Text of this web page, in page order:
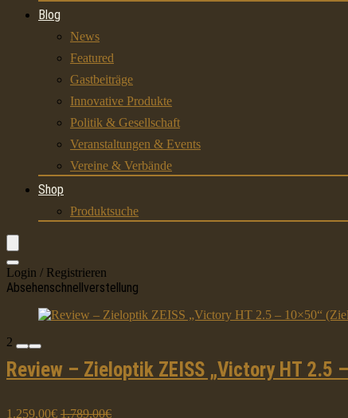
Blog
News
Featured
Gastbeiträge
Innovative Produkte
Politik & Gesellschaft
Veranstaltungen & Events
Vereine & Verbände
Shop
Produktsuche
Login / Registrieren
Absehenschnellverstellung
2
Review – Zieloptik ZEISS „Victory HT 2.5
1.259,00€ 1.789,00€